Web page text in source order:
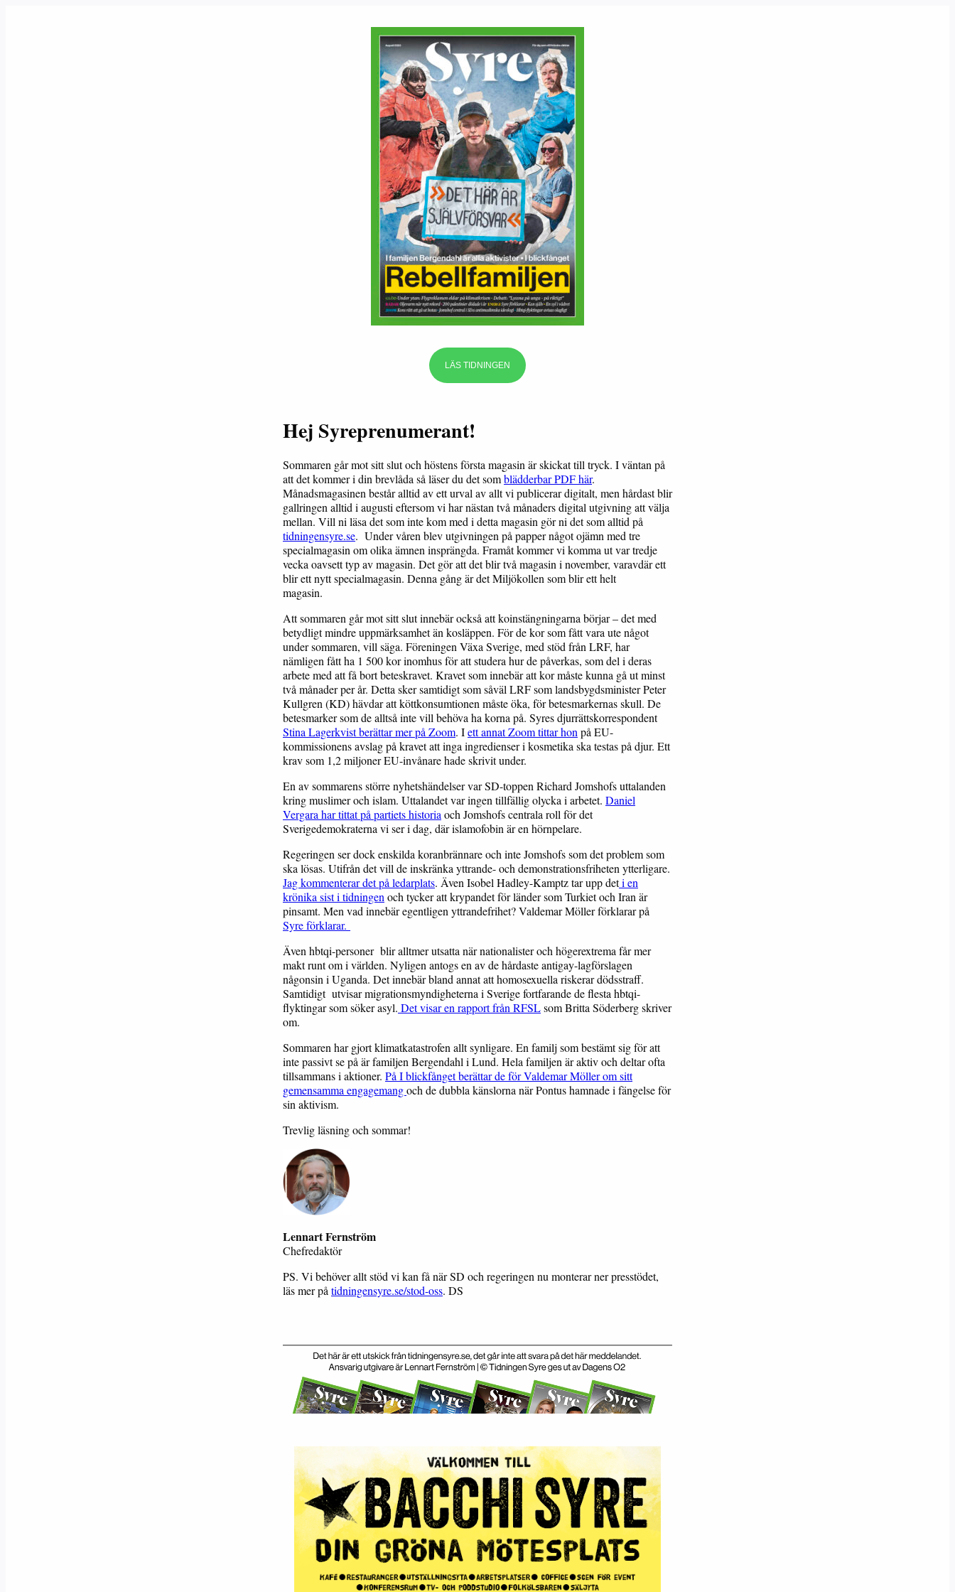
LÄS TIDNINGEN
Hej Syreprenumerant!
Sommaren går mot sitt slut och höstens första magasin är skickat till tryck. I väntan på
att det kommer i din brevlåda så läser du det somblädderbar PDF här.
Månadsmagasinen består alltid av ett urval av allt vi publicerar digitalt, men hårdast blir
gallringen alltid i augusti eftersom vi har nästan två månaders digital utgivning att välja
mellan. Vill ni läsa det som inte kom med i detta magasin gör ni det som alltid på
tidningensyre.se. Under våren blev utgivningen på papper något ojämn med tre
specialmagasin om olika ämnen insprängda. Framåt kommer vi komma ut var tredje
vecka oavsett typ av magasin. Det gör att det blir två magasin i november, varavdär ett
blir ett nytt specialmagasin. Denna gång är det Miljökollen som blir ett helt
magasin.
Att sommaren går mot sitt slut innebär också att koinstängningarna börjar – det med
betydligt mindre uppmärksamhet än kosläppen. För de kor som fått vara ute något
under sommaren, vill säga. Föreningen Växa Sverige, med stöd från LRF, har
nämligen fått ha 1 500 kor inomhus för att studera hur de påverkas, som del i deras
arbete med att få bort beteskravet. Kravet som innebär att kor måste kunna gå ut minst
två månader per år. Detta sker samtidigt som såväl LRF som landsbygdsminister Peter
Kullgren (KD) hävdar att köttkonsumtionen måste öka, för betesmarkernas skull. De
betesmarker som de alltså inte vill behöva ha korna på. Syres djurrättskorrespondent
Stina Lagerkvist berättar mer på Zoom. Iett annat Zoom tittar hon på EU-
kommissionens avslag på kravet att inga ingredienser i kosmetika ska testas på djur. Ett
krav som 1,2 miljoner EU-invånare hade skrivit under.
En av sommarens större nyhetshändelser var SD-toppen Richard Jomshofs uttalanden
kring muslimer och islam. Uttalandet var ingen tillfällig olycka i arbetet. Daniel
Vergara har tittat på partiets historia och Jomshofs centrala roll för det
Sverigedemokraterna vi ser i dag, där islamofobin är en hörnpelare.
Regeringen ser dock enskilda koranbrännare och inte Jomshofs som det problem som
ska lösas. Utifrån det vill de inskränka yttrande- och demonstrationsfriheten ytterligare.
Jag kommenterar det på ledarplats. Även Isobel Hadley-Kamptz tar upp deti en
krönika sist i tidningen och tycker att krypandet för länder som Turkiet och Iran är
pinsamt. Men vad innebär egentligen yttrandefrihet? Valdemar Möller förklarar på
Syre förklarar.
Även hbtqi-personer blir alltmer utsatta när nationalister och högerextrema får mer
makt runt om i världen. Nyligen antogs en av de hårdaste antigay-lagförslagen
någonsin i Uganda. Det innebär bland annat att homosexuella riskerar dödsstraff.
Samtidigt utvisar migrationsmyndigheterna i Sverige fortfarande de flesta hbtqi-
flyktingar som söker asyl. Det visar en rapport från RFSLsom Britta Söderberg skriver
om.
Sommaren har gjort klimatkatastrofen allt synligare. En familj som bestämt sig för att
inte passivt se på är familjen Bergendahl i Lund. Hela familjen är aktiv och deltar ofta
tillsammans i aktioner. På I blickfånget berättar de för Valdemar Möller om sitt
gemensamma engagemangoch de dubbla känslorna när Pontus hamnade i fängelse för
sin aktivism.
Trevlig läsning och sommar!
Lennart Fernström
Chefredaktör
PS. Vi behöver allt stöd vi kan få när SD och regeringen nu monterar ner presstödet,
läs mer på tidningensyre.se/stod-oss. DS